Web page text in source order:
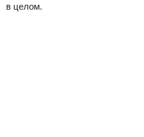
в целом.